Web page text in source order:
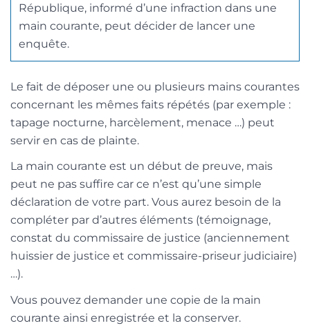
République, informé d’une infraction dans une
main courante, peut décider de lancer une
enquête.
Le fait de déposer une ou plusieurs mains courantes
concernant les mêmes faits répétés (par exemple :
tapage nocturne, harcèlement, menace …) peut
servir en cas de plainte.
La main courante est un début de preuve, mais
peut ne pas suffire car ce n’est qu’une simple
déclaration de votre part. Vous aurez besoin de la
compléter par d’autres éléments (témoignage,
constat du commissaire de justice (anciennement
huissier de justice et commissaire-priseur judiciaire)
…).
Vous pouvez demander une copie de la main
courante ainsi enregistrée et la conserver.